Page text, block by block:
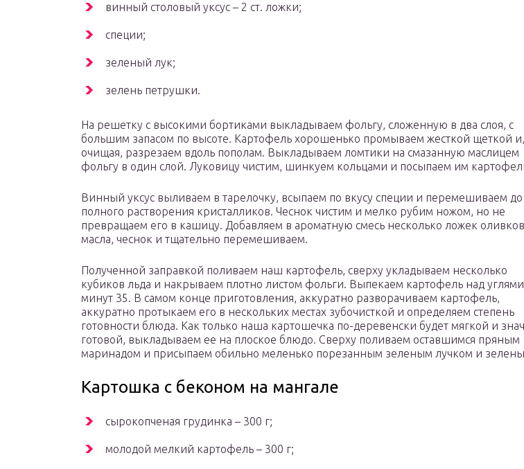
винный столовый уксус – 2 ст. ложки;
специи;
зеленый лук;
зелень петрушки.
На решетку с высокими бортиками выкладываем фольгу, сложенную в два слоя, с
большим запасом по высоте. Картофель хорошенько промываем жесткой щеткой
очищая, разрезаем вдоль пополам. Выкладываем ломтики на смазанную маслицем
фольгу в один слой. Луковицу чистим, шинкуем кольцами и посыпаем им
Винный уксус выливаем в тарелочку, всыпаем по вкусу специи и перемешиваем до
полного растворения кристалликов. Чеснок чистим и мелко рубим ножом, но не
превращаем его в кашицу. Добавляем в ароматную смесь несколько ложек
масла, чеснок и тщательно перемешиваем.
Полученной заправкой поливаем наш картофель, сверху укладываем несколько
кубиков льда и накрываем плотно листом фольги. Выпекаем картофель над углями
минут 35. В самом конце приготовления, аккуратно разворачиваем картофель,
аккуратно протыкаем его в нескольких местах зубочисткой и определяем степень
готовности блюда. Как только наша картошечка по-деревенски будет мягкой и
готовой, выкладываем ее на плоское блюдо. Сверху поливаем оставшимся пряным
маринадом и присыпаем обильно меленько порезанным зеленым лучком и
Картошка с беконом на мангале
сырокопченая грудинка – 300 г;
молодой мелкий картофель – 300 г;